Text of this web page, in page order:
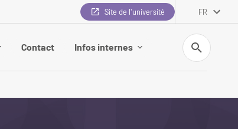
Site de l'université FR
Contact Infos internes
Recherche